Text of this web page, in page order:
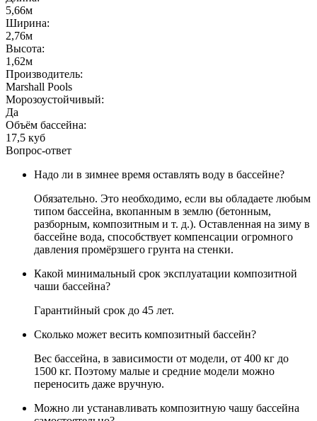
5,66м
Ширина:
2,76м
Высота:
1,62м
Производитель:
Marshall Pools
Морозоустойчивый:
Да
Объём бассейна:
17,5 куб
Вопрос-ответ
Надо ли в зимнее время оставлять воду в бассейне?
Обязательно. Это необходимо, если вы обладаете любым
типом бассейна, вкопанным в землю (бетонным,
разборным, композитным и т. д.). Оставленная на зиму в
бассейне вода, способствует компенсации огромного
давления промёрзшего грунта на стенки.
Какой минимальный срок эксплуатации композитной
чаши бассейна?
Гарантийный срок до 45 лет.
Сколько может весить композитный бассейн?
Вес бассейна, в зависимости от модели, от 400 кг до
1500 кг. Поэтому малые и средние модели можно
переносить даже вручную.
Можно ли устанавливать композитную чашу бассейна